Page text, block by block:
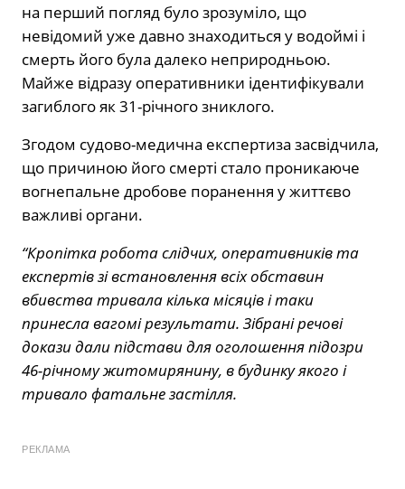
на перший погляд було зрозуміло, що
невідомий уже давно знаходиться у водоймі і
смерть його була далеко неприродньою.
Майже відразу оперативники ідентифікували
загиблого як 31-річного зниклого.
Згодом судово-медична експертиза засвідчила,
що причиною його смерті стало проникаюче
вогнепальне дробове поранення у життєво
важливі органи.
“Кропітка робота слідчих, оперативників та
експертів зі встановлення всіх обставин
вбивства тривала кілька місяців і таки
принесла вагомі результати. Зібрані речові
докази дали підстави для оголошення підозри
46-річному житомирянину, в будинку якого і
тривало фатальне застілля.
РЕКЛАМА